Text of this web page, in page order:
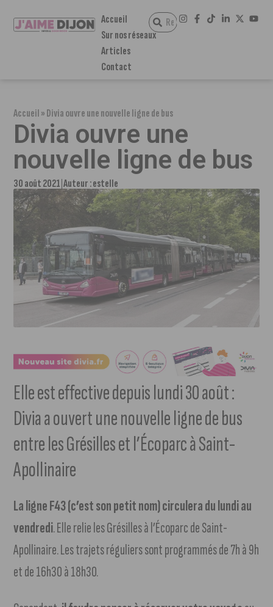
Accueil
Sur nos réseaux
Articles
Contact
Accueil»Divia ouvre une nouvelle ligne de bus
Divia ouvre une
nouvelle ligne de bus
30 août 2021 Auteur :estelle
Elle est effective depuis lundi 30 août :
Divia a ouvert une nouvelle ligne de bus
entre les Grésilles et l’Écoparc à Saint-
Apollinaire
La ligne F43 (c’est son petit nom) circulera du lundi au
vendredi. Elle relie les Grésilles à l’Écoparc de Saint-
Apollinaire. Les trajets réguliers sont programmés de 7h à 9h
et de 16h30 à 18h30.